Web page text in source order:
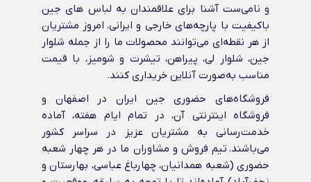
و نامی‌ست آشنا برای علاقمندان به لباس های جین
باکیفیت با پارچه‌های خارجی و ایرانی‌. امروز مشتریان
از هر نقطه‌ای می‌توانند محصولات ما را از جمله شلوار
جین، شلوار لی، پیراهن، تیشرت و شومیز، با قیمت
مناسب به‌صورت آنلاین خریداری کنند.
فروشگاه‌های حضوری جین ایران در اصفهان و
فروشگاه اینترنتی آن، در تمام ایام هفته، آماده
خدمت‌رسانی به مشتریان عزیز در سراسر کشور
می‌باشند. تیم فروش و مشاوران ما در هر چهار شعبه
حضوری (شعبه همدانیان، چهارباغ عباسی، بهارستان و